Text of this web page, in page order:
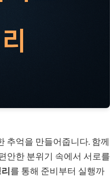
추억을 만들어줍니다. 함께
안한 분위기 속에서 서로를
를 통해 준비부터 실행까